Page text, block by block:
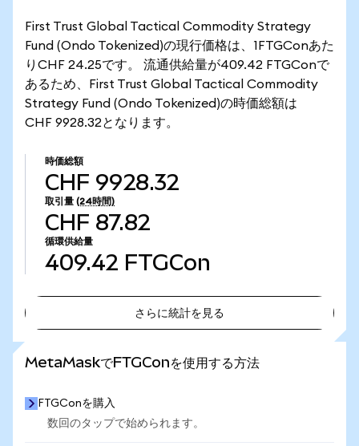
First Trust Global Tactical Commodity Strategy
Fund (Ondo Tokenized)の現行価格は、1FTGConあた
りCHF 24.25です。 流通供給量が409.42 FTGConで
あるため、First Trust Global Tactical Commodity
Strategy Fund (Ondo Tokenized)の時価総額は
CHF 9928.32となります。
時価総額
CHF 9928.32
取引量 (24時間)
CHF 87.82
循環供給量
409.42 FTGCon
さらに統計を見る
MetaMaskでFTGConを使用する方法
FTGConを購入
数回のタップで始められます。